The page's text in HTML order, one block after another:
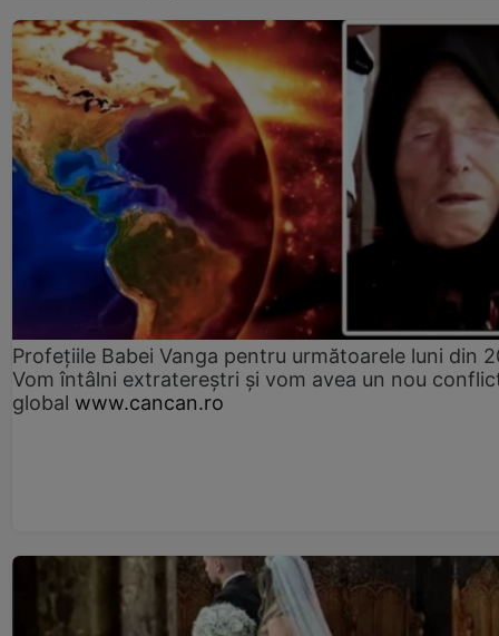
Profețiile Babei Vanga pentru următoarele luni din
Vom întâlni extratereștri și vom avea un nou
global www.cancan.ro